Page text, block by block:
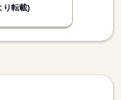
り転載)